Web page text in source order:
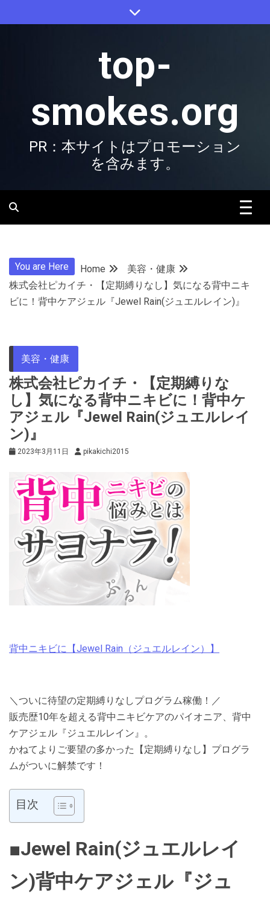
to
top-
smokes.org
PR：本サイトはプロモーション
を含みます。
You are Here Home
美容・健康
株式会社ピカイチ・【定期縛りなし】気になる背中ニキ
ビに！背中ケアジェル『Jewel Rain(ジュエルレイン)』
美容・健康
株式会社ピカイチ・【定期縛りな
し】気になる背中ニキビに！背中ケ
アジェル『Jewel Rain(ジュエルレイ
ン)』
2023年3月11日 pikakichi2015
背中ニキビに【Jewel Rain（ジュエルレイン）】
＼ついに待望の定期縛りなしプログラム稼働！／
販売歴10年を超える背中ニキビケアのパイオニア、背中
ケアジェル『ジュエルレイン』。
かねてよりご要望の多かった【定期縛りなし】プログラ
ムがついに解禁です！
目次
■Jewel Rain(ジュエルレイ
ン)背中ケアジェル『ジュ